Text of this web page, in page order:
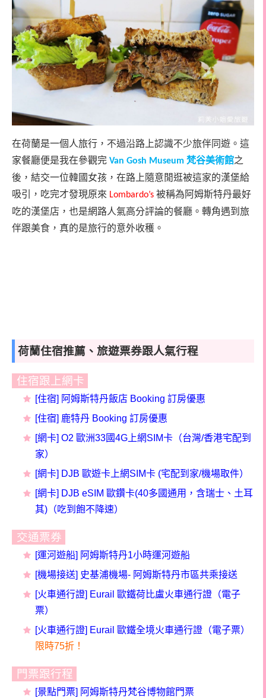
在荷蘭是一個人旅行，不過沿路上認識不少旅伴同遊。這
家餐廳便是我在參觀完 Van Gosh Museum 梵谷美術館之
後，結交一位韓國女孩，在路上隨意閒逛被這家的漢堡給
吸引，吃完才發現原來 Lombardo’s 被稱為阿姆斯特丹最好
吃的漢堡店，也是網路人氣高分評論的餐廳。轉角遇到旅
伴跟美食，真的是旅行的意外收穫。
荷蘭住宿推薦、旅遊票券跟人氣行程
住宿跟上網卡
[住宿] 阿姆斯特丹飯店 Booking 訂房優惠
[住宿] 鹿特丹 Booking 訂房優惠
[網卡] O2 歐洲33國4G上網SIM卡（台灣/香港宅配到
家）
[網卡] DJB 歐遊卡上網SIM卡 (宅配到家/機場取件）
[網卡] DJB eSIM 歐鑽卡(40多國通用，含瑞士、土耳
其)（吃到飽不降速）
交通票券
[運河遊船] 阿姆斯特丹1小時運河遊船
[機場接送] 史基浦機場- 阿姆斯特丹市區共乘接送
[火車通行證] Eurail 歐鐵荷比盧火車通行證（電子
票）
[火車通行證] Eurail 歐鐵全境火車通行證（電子票）
限時75折！
門票跟行程
[景點門票] 阿姆斯特丹梵谷博物館門票